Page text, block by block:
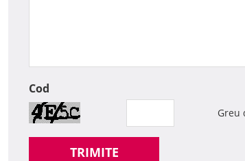
Cod
Greu
TRIMITE